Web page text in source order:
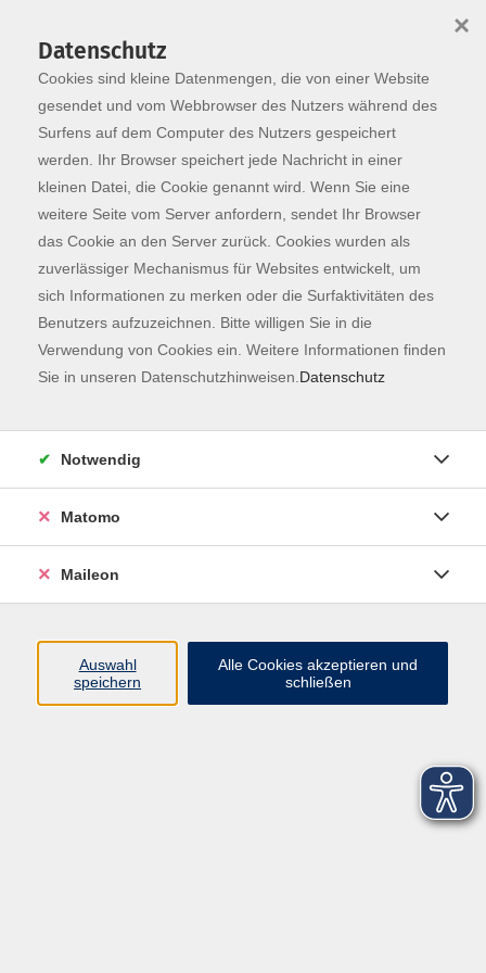
Skip to main content
You are here:
Programm
0 Kurse
Workshops für Schulklassen
Datenschutzerklärung
Datenschutz
Cookies sind kleine Datenmengen, die von einer Website
gesendet und vom Webbrowser des Nutzers während des
Surfens auf dem Computer des Nutzers gespeichert
werden. Ihr Browser speichert jede Nachricht in einer
kleinen Datei, die Cookie genannt wird. Wenn Sie eine
weitere Seite vom Server anfordern, sendet Ihr Browser
das Cookie an den Server zurück. Cookies wurden als
zuverlässiger Mechanismus für Websites entwickelt, um
sich Informationen zu merken oder die Surfaktivitäten des
Benutzers aufzuzeichnen. Bitte willigen Sie in die
Verwendung von Cookies ein. Weitere Informationen finden
Sie in unseren Datenschutzhinweisen. Datenschutz
×
Notwendig
Matomo
Maileon
Auswahl
speichern
Alle Cookies akzeptieren und
schließen